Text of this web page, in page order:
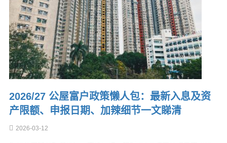
2026/27 公屋富户政策懒人包：最新入息及资
产限额、申报日期、加辣细节一文睇清
2026-03-12